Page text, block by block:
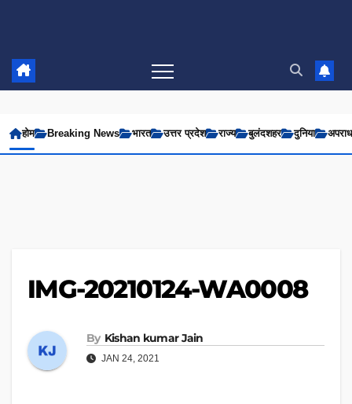
होम Breaking News भारत उत्तर प्रदेश राज्य बुलंदशहर दुनिया अपराध
IMG-20210124-WA0008
By Kishan kumar Jain
JAN 24, 2021